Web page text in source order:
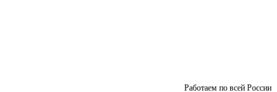
Работаем по всей России